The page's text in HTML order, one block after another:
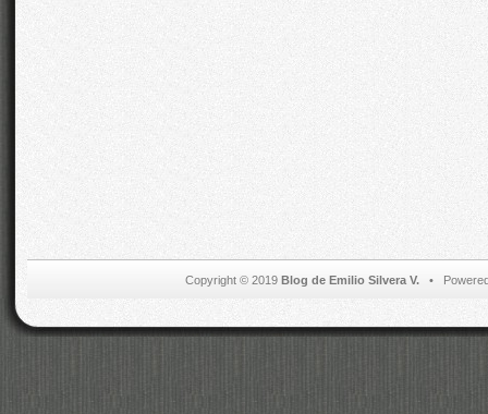
Copyright © 2019 Blog de Emilio Silvera V.•